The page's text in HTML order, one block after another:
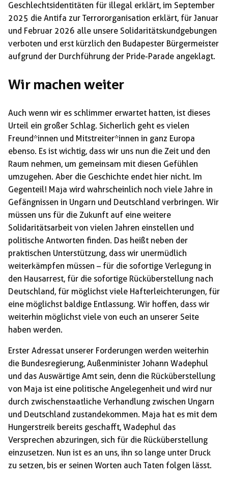
Geschlechtsidentitäten für illegal erklärt, im September
2025 die Antifa zur Terrororganisation erklärt, für Januar
und Februar 2026 alle unsere Solidaritätskundgebungen
verboten und erst kürzlich den Budapester Bürgermeister
aufgrund der Durchführung der Pride-Parade angeklagt.
Wir machen weiter
Auch wenn wir es schlimmer erwartet hatten, ist dieses
Urteil ein großer Schlag. Sicherlich geht es vielen
Freund*innen und Mitstreiter*innen in ganz Europa
ebenso. Es ist wichtig, dass wir uns nun die Zeit und den
Raum nehmen, um gemeinsam mit diesen Gefühlen
umzugehen. Aber die Geschichte endet hier nicht. Im
Gegenteil! Maja wird wahrscheinlich noch viele Jahre in
Gefängnissen in Ungarn und Deutschland verbringen. Wir
müssen uns für die Zukunft auf eine weitere
Solidaritätsarbeit von vielen Jahren einstellen und
politische Antworten finden. Das heißt neben der
praktischen Unterstützung, dass wir unermüdlich
weiterkämpfen müssen – für die sofortige Verlegung in
den Hausarrest, für die sofortige Rücküberstellung nach
Deutschland, für möglichst viele Hafterleichterungen, für
eine möglichst baldige Entlassung. Wir hoffen, dass wir
weiterhin möglichst viele von euch an unserer Seite
haben werden.
Erster Adressat unserer Forderungen werden weiterhin
die Bundesregierung, Außenminister Johann Wadephul
und das Auswärtige Amt sein, denn die Rücküberstellung
von Maja ist eine politische Angelegenheit und wird nur
durch zwischenstaatliche Verhandlung zwischen Ungarn
und Deutschland zustandekommen. Maja hat es mit dem
Hungerstreik bereits geschafft, Wadephul das
Versprechen abzuringen, sich für die Rücküberstellung
einzusetzen. Nun ist es an uns, ihn so lange unter Druck
zu setzen, bis er seinen Worten auch Taten folgen lässt.